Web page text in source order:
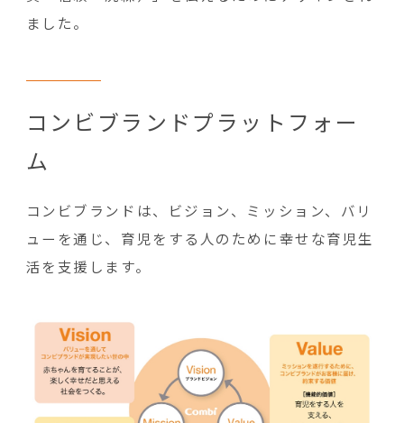
ました。
コンビブランドプラットフォー
ム
コンビブランドは、ビジョン、ミッション、バリ
ューを通じ、育児をする人のために幸せな育児生
活を支援します。